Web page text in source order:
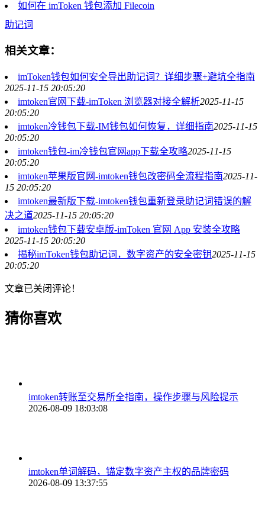
如何在 imToken 钱包添加 Filecoin
助记词
相关文章：
imToken钱包如何安全导出助记词？详细步骤+避坑全指南
2025-11-15 20:05:20
imtoken官网下载-imToken 浏览器对接全解析2025-11-15
20:05:20
imtoken冷钱包下载-IM钱包如何恢复，详细指南2025-11-15
20:05:20
imtoken钱包-im冷钱包官网app下载全攻略2025-11-15
20:05:20
imtoken苹果版官网-imtoken钱包改密码全流程指南2025-11-
15 20:05:20
imtoken最新版下载-imtoken钱包重新登录助记词错误的解
决之道2025-11-15 20:05:20
imtoken钱包下载安卓版-imToken 官网 App 安装全攻略
2025-11-15 20:05:20
揭秘imToken钱包助记词，数字资产的安全密钥2025-11-15
20:05:20
文章已关闭评论！
猜你喜欢
imtoken转账至交易所全指南，操作步骤与风险提示
2026-08-09 18:03:08
imtoken单词解码，锚定数字资产主权的品牌密码
2026-08-09 13:37:55